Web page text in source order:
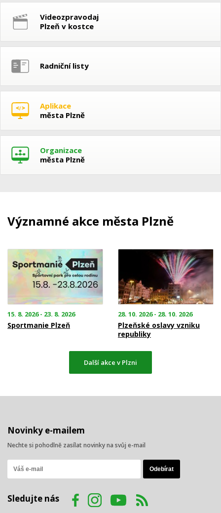
Videozpravodaj
Plzeň v kostce
Radniční listy
Aplikace
města Plzně
Organizace
města Plzně
Významné akce města Plzně
15. 8. 2026 - 23. 8. 2026
Sportmanie Plzeň
28. 10. 2026 - 28. 10. 2026
Plzeňské oslavy vzniku
republiky
Další akce v Plzni
Novinky e-mailem
Nechte si pohodlně zasílat novinky na svůj e-mail
Sledujte nás